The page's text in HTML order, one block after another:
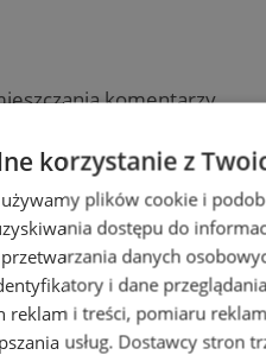
komentarzy
jej treść zostanie
...
korzystanie z
plików cookie i
dostępu do
danych
i dane
reklam i treści, pomiaru
usług. Dostawcy stron